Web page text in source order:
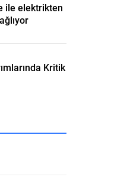
ile elektrikten
Kritik